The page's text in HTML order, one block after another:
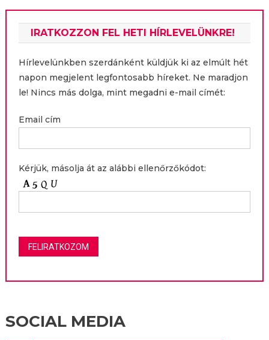
IRATKOZZON FEL HETI HÍRLEVELÜNKRE!
Hírlevelünkben szerdánként küldjük ki az elmúlt hét
napon megjelent legfontosabb híreket. Ne maradjon
le! Nincs más dolga, mint megadni e-mail címét:
Email cím
Kérjük, másolja át az alábbi ellenőrzőkódot:
SOCIAL MEDIA